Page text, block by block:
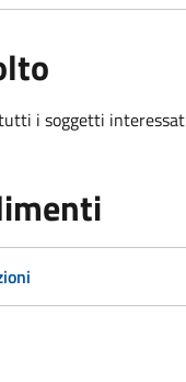
i soggetti